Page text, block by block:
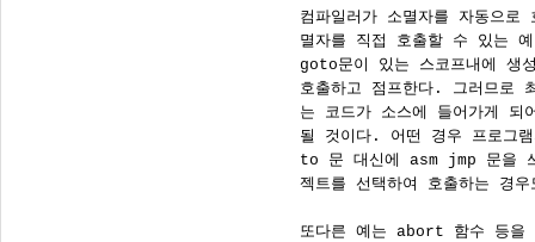
컴파일러가 소멸자를 자동으로
멸자를 직접 호출할 수 있는
goto문이 있는 스코프내에 생
호출하고 점프한다. 그러므로
는 코드가 소스에 들어가게 되
될 것이다. 어떤 경우 프로그
to 문 대신에 asm jmp 문을
젝트를 선택하여 호출하는 경우
또다른 예는 abort 함수 등을